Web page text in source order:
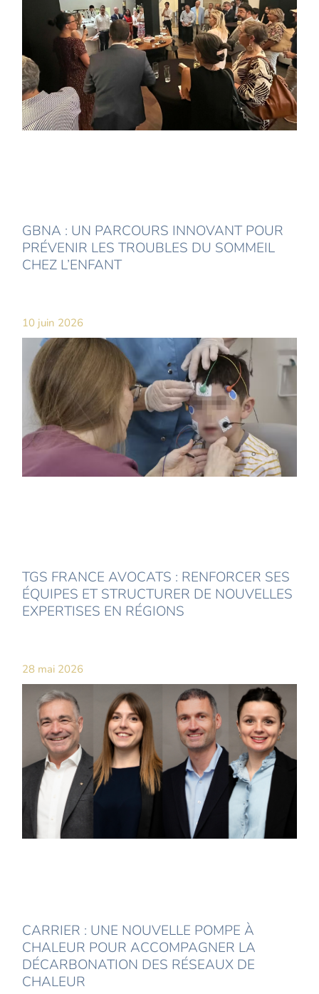
GBNA : UN PARCOURS INNOVANT POUR
PRÉVENIR LES TROUBLES DU SOMMEIL
CHEZ L’ENFANT
10 juin 2026
TGS FRANCE AVOCATS : RENFORCER SES
ÉQUIPES ET STRUCTURER DE NOUVELLES
EXPERTISES EN RÉGIONS
28 mai 2026
CARRIER : UNE NOUVELLE POMPE À
CHALEUR POUR ACCOMPAGNER LA
DÉCARBONATION DES RÉSEAUX DE
CHALEUR